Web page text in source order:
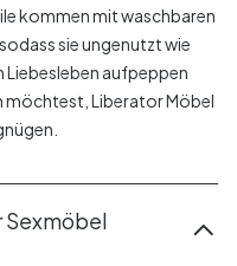
kommen mit waschbaren
sie ungenutzt wie
Liebesleben aufpeppen
möchtest, Liberator Möbel